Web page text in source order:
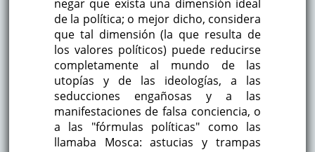
negar que exista una dimensión ideal
de la política; o mejor dicho, considera
que tal dimensión (la que resulta de
los valores políticos) puede reducirse
completamente al mundo de las
utopías y de las ideologías, a las
seducciones engañosas y a las
manifestaciones de falsa conciencia, o
a las "fórmulas políticas" como las
llamaba Mosca: astucias y trampas